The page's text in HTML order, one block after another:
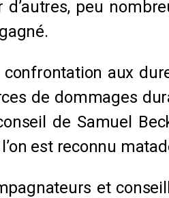
peu
confrontation aux
de dommages
de Samuel
est reconnu
et